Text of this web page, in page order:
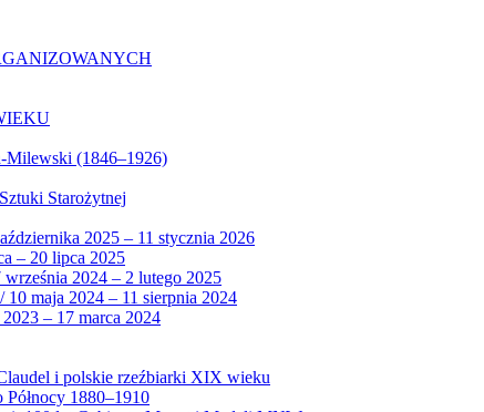
(1846–1926)
Starożytnej
2025 – 11 stycznia 2026
– 20 lipca 2025
września 2024 – 2 lutego 2025
10 maja 2024 – 11 sierpnia 2024
– 17 marca 2024
i polskie rzeźbiarki XIX wieku
1880–1910